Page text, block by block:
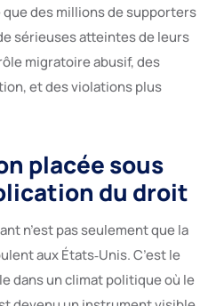
des millions de supporters
sérieuses atteintes de leurs
migratoire abusif, des
et des violations plus
placée sous
du droit
n’est pas seulement que la
aux États‑Unis. C’est le
dans un climat politique où le